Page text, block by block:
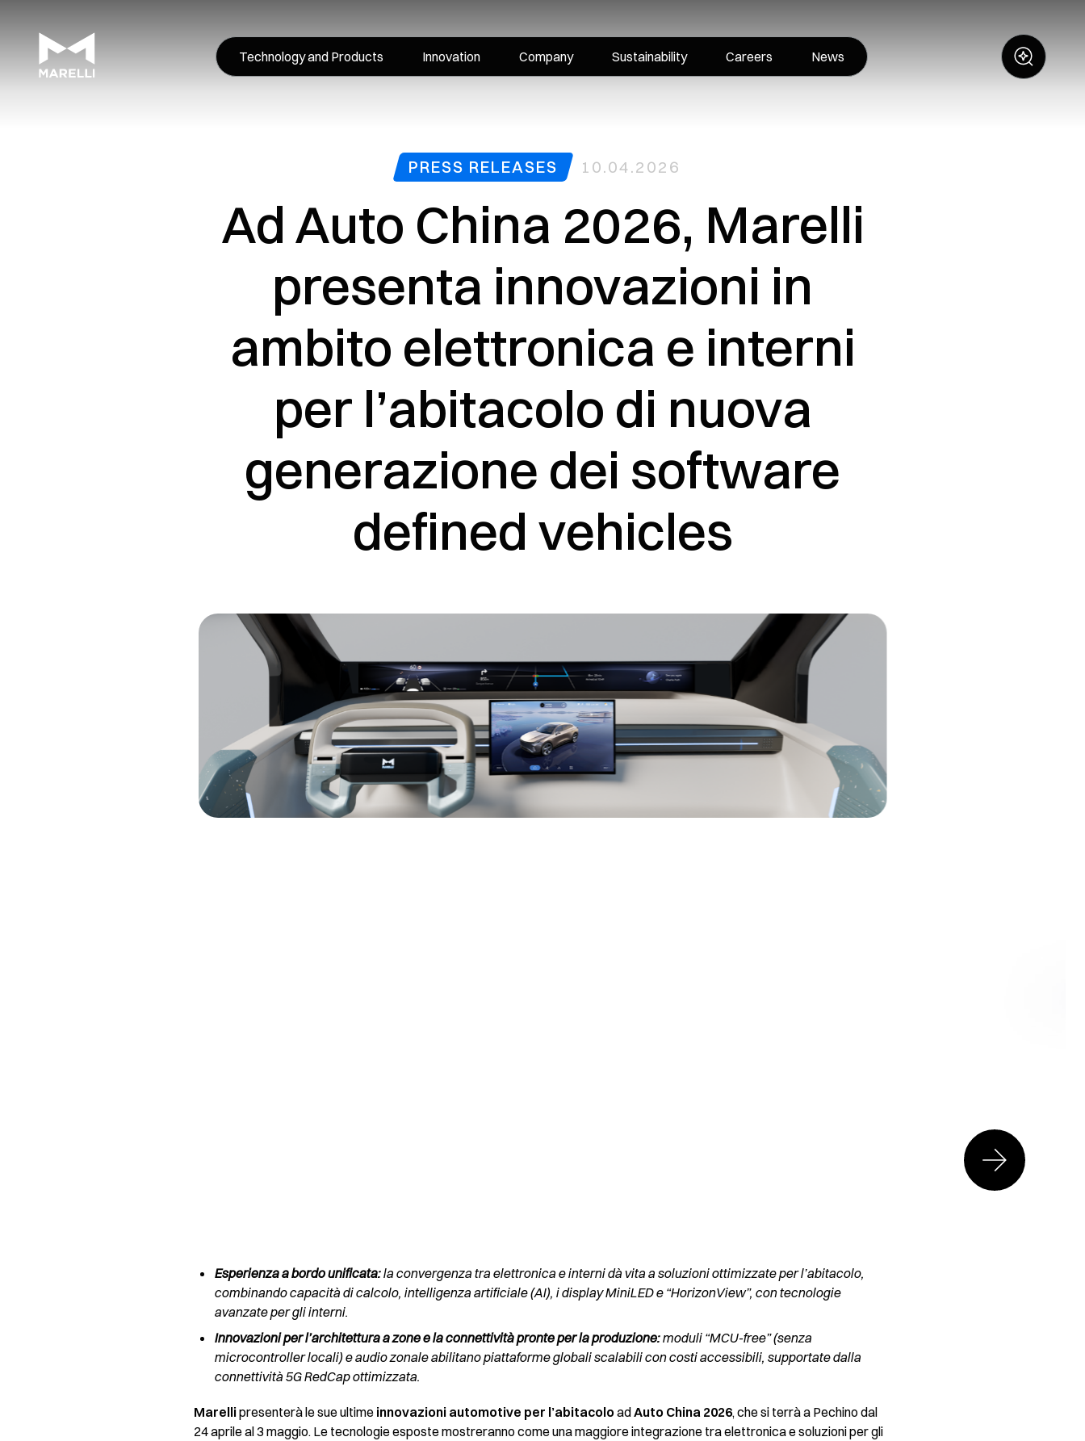
Technology and Products Innovation Company Sustainability Careers News
PRESS RELEASES 10.04.2026
Ad Auto China 2026, Marelli
presenta innovazioni in
ambito elettronica e interni
per l’abitacolo di nuova
generazione dei software
defined vehicles
Esperienza a bordo unificata:la convergenza tra elettronica e interni dà vita a soluzioni ottimizzate per l’abitacolo,
combinando capacità di calcolo, intelligenza artificiale (AI), i display MiniLED e “HorizonView”, con tecnologie
avanzate per gli interni.
Innovazioni per l’architettura a zone e la connettività pronte per la produzione:moduli “MCU-free” (senza
microcontroller locali) e audio zonale abilitano piattaforme globali scalabili con costi accessibili, supportate dalla
connettività 5G RedCap ottimizzata.
Marellipresenterà le sue ultime innovazioni automotive per l’abitacolo adAuto China 2026, che si terrà a Pechino dal
24 aprile al 3 maggio. Le tecnologie esposte mostreranno come una maggiore integrazione tra elettronica e soluzioni per gli